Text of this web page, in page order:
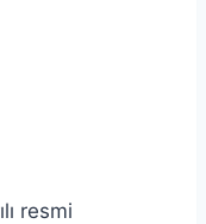
resmi